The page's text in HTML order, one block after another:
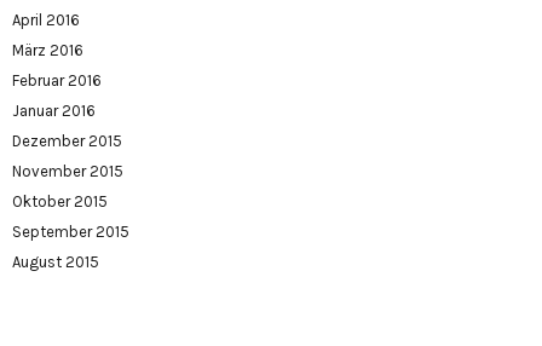
April 2016
März 2016
Februar 2016
Januar 2016
Dezember 2015
November 2015
Oktober 2015
September 2015
August 2015